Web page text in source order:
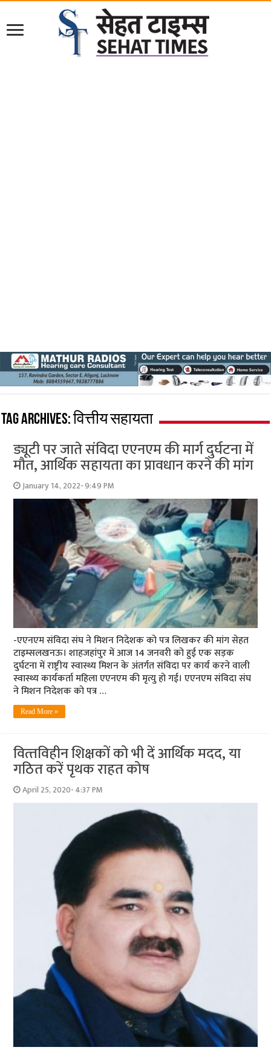
Tag Archives:वित्तीय सहायता
ड्यूटी पर जाते संविदा एएनएम की मार्ग दुर्घटना में
मौत, आर्थिक सहायता का प्रावधान करने की मांग
January 14, 2022- 9:49 PM
-एएनएम संविदा संघ ने मिशन निदेशक को पत्र लिखकर की मांग सेहत
टाइम्‍सलखनऊ। शाहजहांपुर में आज 14 जनवरी को हुई एक सड़क
दुर्घटना में राष्ट्रीय स्वास्थ्य मिशन के अंतर्गत संविदा पर कार्य करने वाली
स्वास्थ्य कार्यकर्ता महिला एएनएम की मृत्यु हो गई। एएनएम संविदा संघ
ने मिशन निदेशक को पत्र …
Read More »
वित्‍तविहीन शिक्षकों को भी दें आर्थिक मदद, या
गठित करें पृथक राहत कोष
April 25, 2020- 4:37 PM